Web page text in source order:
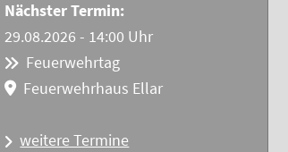
Nächster Termin:
29.08.2026 - 14:00 Uhr
Feuerwehrtag
Feuerwehrhaus Ellar
weitere Termine